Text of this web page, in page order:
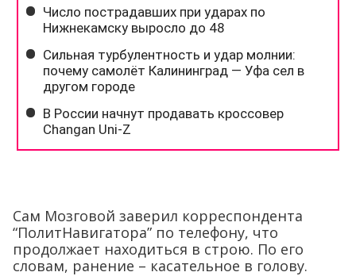
Сам Мозговой заверил корреспондента
“ПолитНавигатора” по телефону, что
продолжает находиться в строю. По его
словам, ранение – касательное в голову.